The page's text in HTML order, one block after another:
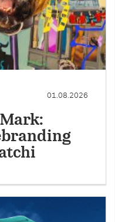
01.08.2026
Mark: